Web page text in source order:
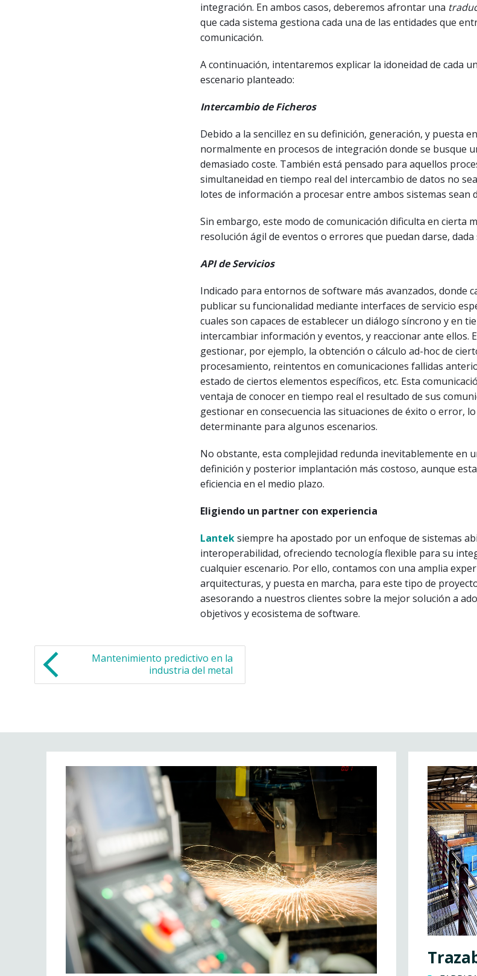
integración. En ambos casos, deberemos afrontar una
que cada sistema gestiona cada una de las entidades que
comunicación.
A continuación, intentaremos explicar la idoneidad de cada
escenario planteado:
Intercambio de Ficheros
Debido a la sencillez en su definición, generación, y puesta
normalmente en procesos de integración donde se busque
demasiado coste. También está pensado para aquellos
simultaneidad en tiempo real del intercambio de datos no
lotes de información a procesar entre ambos sistemas sean
Sin embargo, este modo de comunicación dificulta en cierta
resolución ágil de eventos o errores que puedan darse,
API de Servicios
Indicado para entornos de software más avanzados, donde
publicar su funcionalidad mediante interfaces de servicio
cuales son capaces de establecer un diálogo síncrono y en
intercambiar información y eventos, y reaccionar ante ellos.
gestionar, por ejemplo, la obtención o cálculo ad-hoc de
procesamiento, reintentos en comunicaciones fallidas
estado de ciertos elementos específicos, etc. Esta
ventaja de conocer en tiempo real el resultado de sus
gestionar en consecuencia las situaciones de éxito o error,
determinante para algunos escenarios.
No obstante, esta complejidad redunda inevitablemente en
definición y posterior implantación más costoso, aunque
eficiencia en el medio plazo.
Eligiendo un partner con experiencia
Lanteksiempre ha apostado por un enfoque de sistemas
interoperabilidad, ofreciendo tecnología flexible para su
cualquier escenario. Por ello, contamos con una amplia
arquitecturas, y puesta en marcha, para este tipo de
asesorando a nuestros clientes sobre la mejor solución a
objetivos y ecosistema de software.
Mantenimiento predictivo en la
industria del metal